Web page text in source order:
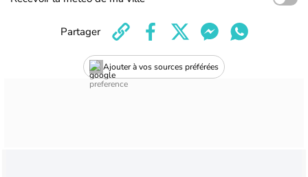
Ajouter à vos sources préférées
Partager